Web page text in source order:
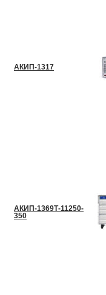
АКИП-1317
АКИП-1369Т-11250-
350